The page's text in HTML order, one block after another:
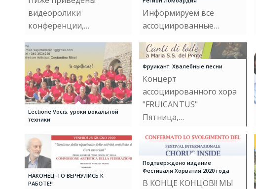
видеоролики
конференции,…
Информируем все
ассоциированные…
Lectione Vocis: уроки вокальной
техники
Фруикант: Хвалебные песни
Концерт
ассоциированного хора
"FRUICANTUS"
Пятница,…
НАКОНЕЦ-ТО ВЕРНУЛИСЬ К
РАБОТЕ!!
Подтверждено издание
Фестиваля Хорватия 2020 года
В КОНЦЕ КОНЦОВ!! МЫ